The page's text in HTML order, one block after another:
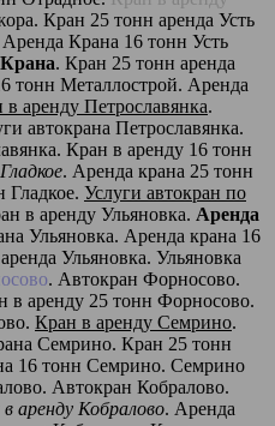
Кран 25 тонн аренда Усть
Крана 16 тонн Усть
. Кран 25 тонн аренда
тонн Металлострой. Аренда
в аренду Петрославянка.
автокрана Петрославянка.
Кран в аренду 16 тонн
. Аренда крана 25 тонн
Гладкое. Услуги автокран по
в аренду Ульяновка. Аренда
Ульяновка. Аренда крана 16
Ульяновка. Ульяновка
. Автокран Форносово.
в аренду 25 тонн Форносово.
Кран в аренду Семрино.
Семрино. Кран 25 тонн
16 тонн Семрино. Семрино
Автокран Кобралово.
аренду Кобралово. Аренда